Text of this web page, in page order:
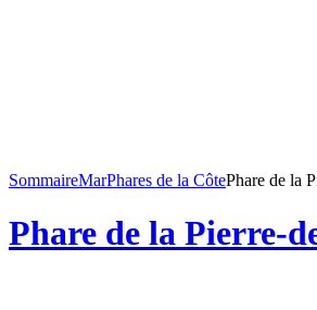
SommaireMarPhares de la CôtePhare de la
Phare de la Pierre-